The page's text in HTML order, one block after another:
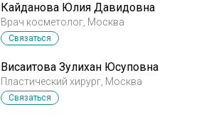
Кайданова Юлия Давидовна
Врач косметолог, Москва
Связаться
Висаитова Зулихан Юсуповна
Пластический хирург, Москва
Связаться